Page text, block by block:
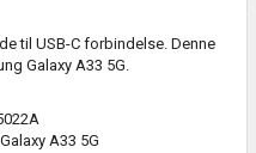
til USB-C forbindelse. Denne
Galaxy A33 5G.
A33 5G